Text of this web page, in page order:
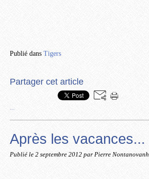
Publié dans Tigers
Partager cet article
Après les vacances...
Publié le 2 septembre 2012 par Pierre Nontanovanh